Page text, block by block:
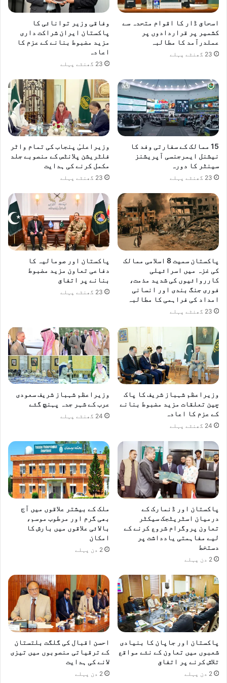
م
ش
ق
ی
ں
ت
و
ب
ر
ت
ک
و
ں
ش
ہ
ر
ں
ی
م
ی
ٹ
ر
و
ب
س
ر
و
س
ب
د
ر
ہ
ے
گ
اسحاق ڈار کا اقوام متحدہ سے
کشمیر پر قراردادوں پر
عملدرآمد کا مطالبہ
23 گھنٹے پہلے
وفاقی وزیر توانائی کا
پاکستان ایران شراکت داری
مزید مضبوط بنانے کے عزم کا
اعادہ
23 گھنٹے پہلے
15 ممالک کے سفارتی وفد کا
نیشنل ایمرجنسی آپریشنز
سینٹر کا دورہ
23 گھنٹے پہلے
وزیراعلیٰ پنجاب کی تمام واٹر
فلٹریشن پلانٹس کے منصوبے جلد
مکمل کرنے کی ہدایت
23 گھنٹے پہلے
پاکستان سمیت 8 اسلامی ممالک
کی غزہ میں اسرائیلی
کارروائیوں کی شدید مذمت،
فوری جنگ بندی اور انسانی
امداد کی فراہمی کا مطالبہ
23 گھنٹے پہلے
پاکستان اور صومالیہ کا
دفاعی تعاون مزید مضبوط
بنانے پر اتفاق
23 گھنٹے پہلے
وزیراعظم شہباز شریف کا پاک
چین تعلقات مزید مضبوط بنانے
کے عزم کا اعادہ
24 گھنٹے پہلے
وزیراعظم شہباز شریف سعودی
عرب کے شہر جدہ پہنچ گئے
24 گھنٹے پہلے
پاکستان اور ڈنمارک کے
درمیان اسٹریٹجک سیکٹر
تعاون پروگرام شروع کرنے کے
لیے مفاہمتی یادداشت پر
دستخط
2 دن پہلے
ملک کے بیشتر علاقوں میں آج
بھی گرم اور مرطوب موسم،
بالائی علاقوں میں بارش کا
امکان
2 دن پہلے
پاکستان اور جاپان کا بنیادی
شعبوں میں تعاون کے نئے مواقع
تلاش کرنے پر اتفاق
2 دن پہلے
احسن اقبال کی گلگت بلتستان
کے ترقیاتی منصوبوں میں تیزی
لانے کی ہدایت
2 دن پہلے